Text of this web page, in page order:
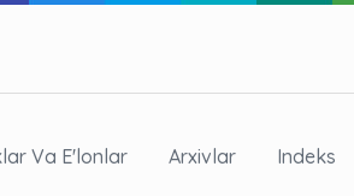
Va E'lonlar Arxivlar Indeks